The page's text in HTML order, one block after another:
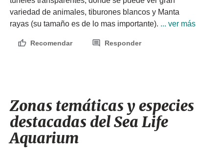
variedad de animales, tiburones blancos y Manta
rayas (su tamaño es de lo mas importante). ... ver más
Recomendar Responder
Zonas temáticas y especies
destacadas del Sea Life
Aquarium